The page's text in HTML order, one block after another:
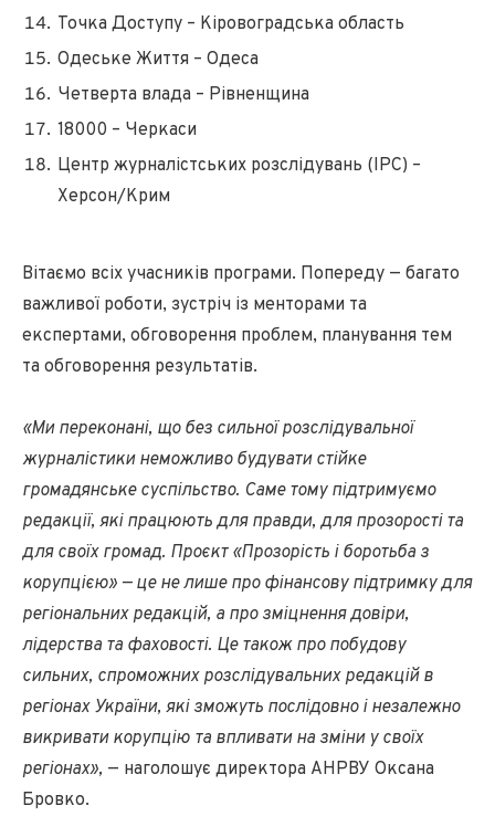
Точка Доступу – Кіровоградська область
Одеське Життя – Одеса
Четверта влада – Рівненщина
18000 – Черкаси
Центр журналістських розслідувань (ІРС) –
Херсон/Крим
Вітаємо всіх учасників програми. Попереду — багато
важливої роботи, зустріч із менторами та
експертами, обговорення проблем, планування тем
та обговорення результатів.
«Ми переконані, що без сильної розслідувальної
журналістики неможливо будувати стійке
громадянське суспільство. Саме тому підтримуємо
редакції, які працюють для правди, для прозорості та
для своїх громад. Проєкт «Прозорість і боротьба з
корупцією» — це не лише про фінансову підтримку для
регіональних редакцій, а про зміцнення довіри,
лідерства та фаховості. Це також про побудову
сильних, спроможних розслідувальних редакцій в
регіонах України, які зможуть послідовно і незалежно
викривати корупцію та впливати на зміни у своїх
регіонах», — наголошує директора АНРВУ Оксана
Бровко.